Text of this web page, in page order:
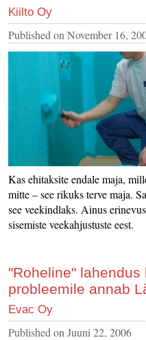
Kiilto Oy
Published on November 16,
Kas ehitaksite endale maja,
mitte – see rikuks terve maja.
see veekindlaks. Ainus
sisemiste veekahjustuste eest.
"Roheline" lahendus
probleemile annab
Evac Oy
Published on Juuni 22, 2006